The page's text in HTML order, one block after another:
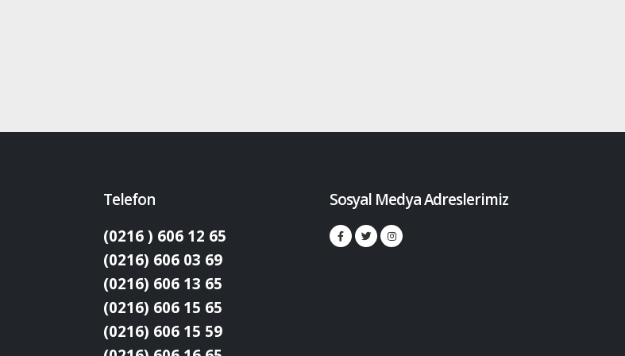
Telefon
(0216 ) 606 12 65
(0216) 606 03 69
(0216) 606 13 65
(0216) 606 15 65
(0216) 606 15 59
Sosyal Medya Adreslerimiz